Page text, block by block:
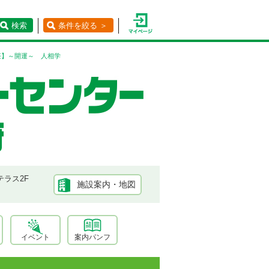
検索 条件を絞る ＞
～開運～ 人相学
ラス2F
施設案内・地図
イベント 案内パンフ